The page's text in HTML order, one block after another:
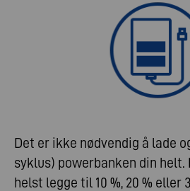
Det er ikke nødvendig å lade
syklus) powerbanken din helt.
helst legge til 10 %, 20 % eller